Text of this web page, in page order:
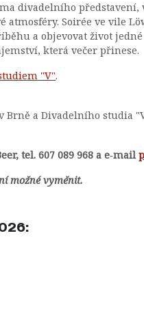
divadelního představení,
Soirée ve vile
a objevovat život
která večer přinese.
"V".
Brně a Divadelního studia
tel. 607 089 968 a e‑mail
možné vyměnit.